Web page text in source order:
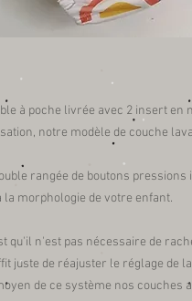
à poche livrée avec 2 insert en
notre modèle de couche
rangée de boutons
la morphologie de votre enfant.
qu'il n'est pas nécessaire de
juste de réajuster le réglage de
de ce système nos